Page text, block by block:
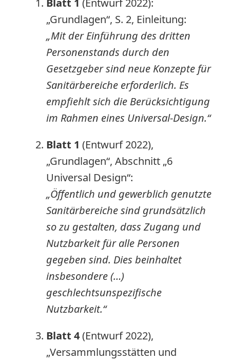
Blatt 1 (Entwurf 2022):
„Grundlagen“, S. 2, Einleitung:
„Mit der Einführung des dritten
Personenstands durch den
Gesetzgeber sind neue Konzepte für
Sanitärbereiche erforderlich. Es
empfiehlt sich die Berücksichtigung
im Rahmen eines Universal-Design.“
Blatt 1 (Entwurf 2022),
„Grundlagen“, Abschnitt „6
Universal Design“:
„Öffentlich und gewerblich genutzte
Sanitärbereiche sind grundsätzlich
so zu gestalten, dass Zugang und
Nutzbarkeit für alle Personen
gegeben sind. Dies beinhaltet
insbesondere (…)
geschlechtsunspezifische
Nutzbarkeit.“
Blatt 4(Entwurf 2022),
„Versammlungsstätten und